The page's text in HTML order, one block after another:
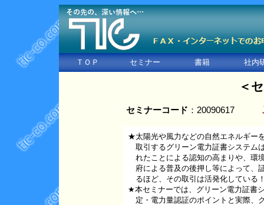
ＴＯＰ セミナー 書籍 社内
＜
セミナーコード ：20090617
★太陽光や風力などの自然エネルギー
取引するグリーン電力証書システム
れたことによる認知の高まりや、環
府による普及の後押し等によって、
るほど、その取引は活発化している
★本セミナーでは、グリーン電力証書
定・電力量認証のポイントと実際、